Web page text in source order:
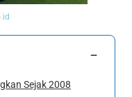
−
Sejak 2008